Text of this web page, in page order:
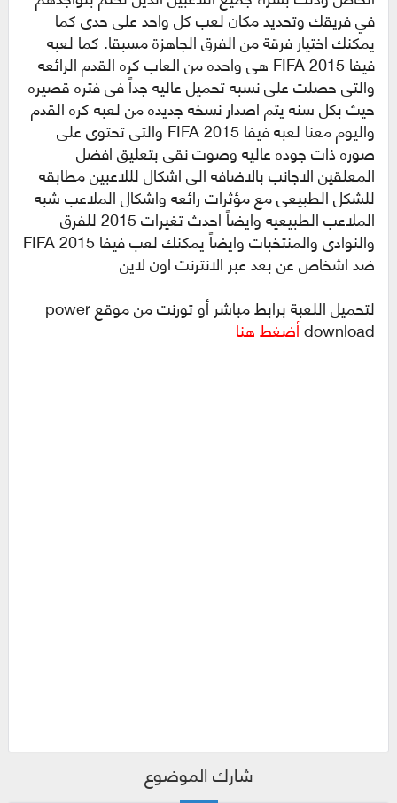
في فريقك وتحديد مكان لعب كل واحد على حدى كما
يمكنك اختيار فرقة من الفرق الجاهزة مسبقا. كما لعبه
فيفا FIFA 2015 هى واحده من العاب كره القدم الرائعه
والتى حصلت على نسبه تحميل عاليه جداً فى فتره قصيره
حيث بكل سنه يتم اصدار نسخه جديده من لعبه كره القدم
واليوم معنا لعبه فيفا FIFA 2015 والتى تحتوى على
صوره ذات جوده عاليه وصوت نقى بتعليق افضل
المعلقين الاجانب بالاضافه الى اشكال لللاعبين مطابقه
للشكل الطبيعى مع مؤثرات رائعه واشكال الملاعب شبه
الملاعب الطبيعيه وايضاً احدث تغيرات 2015 للفرق
والنوادى والمنتخبات وايضاً يمكنك لعب فيفا 2015 FIFA
ضد اشخاص عن بعد عبر الانترنت اون لاين
لتحميل اللعبة برابط مباشر أو تورنت من موقع power
downloadأضغط هنا
شارك الموضوع